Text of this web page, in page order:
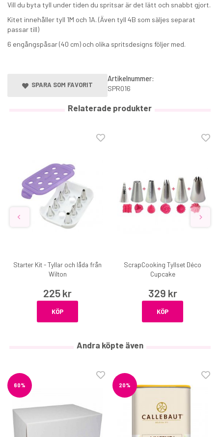
Vill du byta tyll under tiden du spritsar är det lätt och snabbt gjort.
Kitet innehåller tyll 1M och 1A. (Även tyll 4B som säljes separat
passar till)
6 engångspåsar (40 cm) och olika spritsdesigns följer med.
SPARA SOM FAVORIT
Artikelnummer:
SPR016
Relaterade produkter
Starter Kit - Tyllar och låda från
Wilton
225 kr
KÖP
ScrapCooking Tyllset Déco
Cupcake
329 kr
KÖP
Andra köpte även
60% 20%